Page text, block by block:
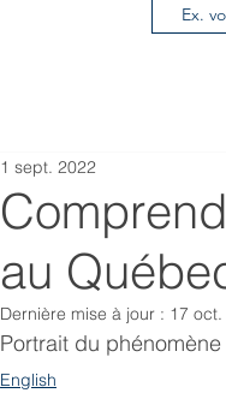
au
1 sept. 2022
Dernière mise à jour : 17
English